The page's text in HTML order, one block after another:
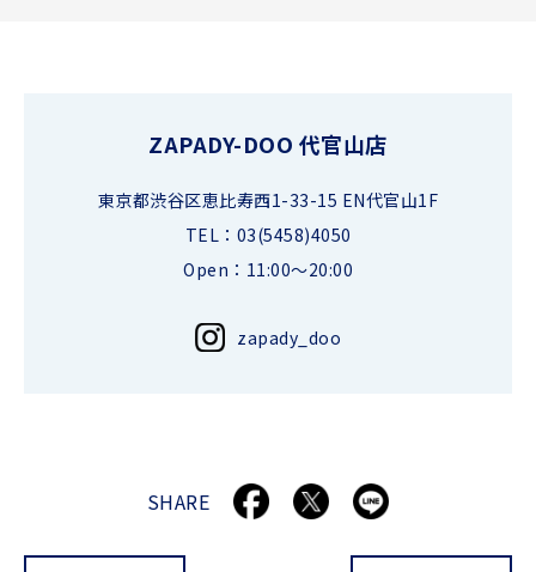
ZAPADY-DOO 代官山店
東京都渋谷区恵比寿西1-33-15 EN代官山1F
TEL：03(5458)4050
Open：11:00～20:00
zapady_doo
SHARE